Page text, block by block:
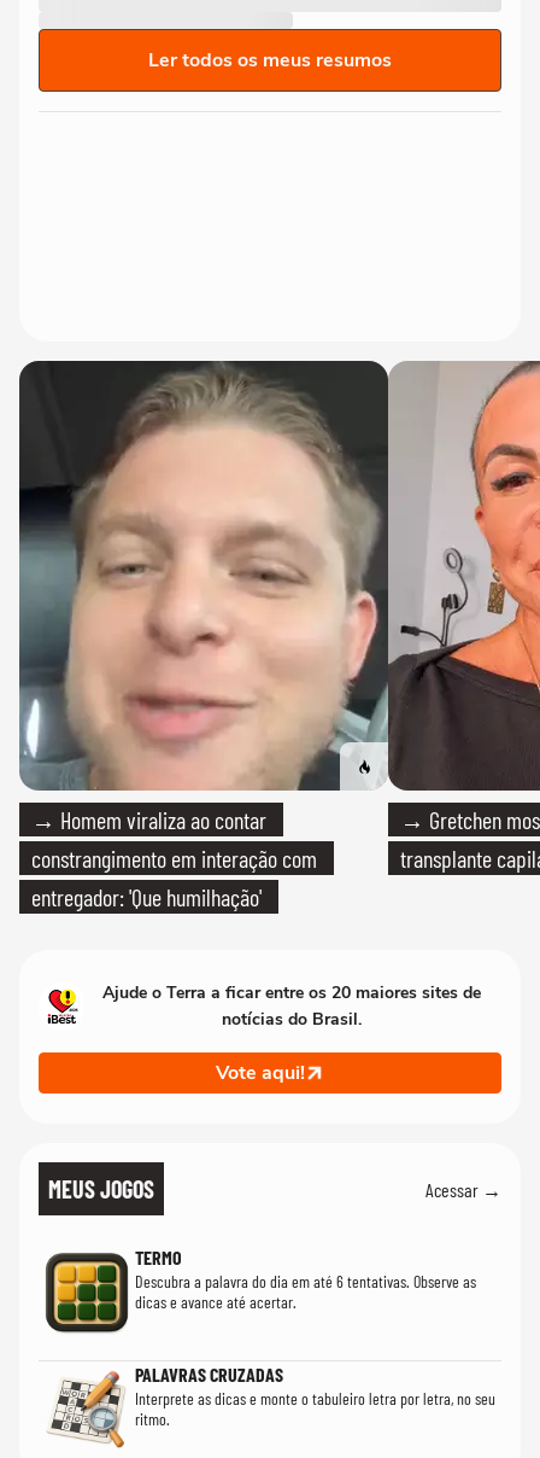
Ler todos os meus resumos
→ Homem viraliza ao contar
constrangimento em interação com
entregador: 'Que humilhação'
→ Gretchen
transplante
Ajude o Terra a ficar entre os 20 maiores sites de
notícias do Brasil.
Vote aqui!
MEUS JOGOS Acessar →
TERMO
Descubra a palavra do dia em até 6 tentativas. Observe as
dicas e avance até acertar.
PALAVRAS CRUZADAS
Interprete as dicas e monte o tabuleiro letra por letra, no seu
ritmo.